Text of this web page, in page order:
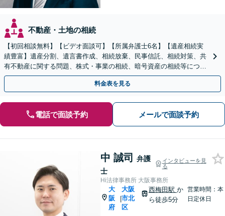
不動産・土地の相続
【初回相談無料】【ビデオ面談可】【所属弁護士6名】【遺産相続実
績豊富】遺産分割、遺言書作成、相続放棄、民事信託、相続対策、共
有不動産に関する問題、株式・事業の相続、暗号資産の相続等につき
豊富な対応実績。【バリアフリー】【完全個室】
料金表を見る
電話で面談予約 メールで面談予約
中 誠司
弁護
士
インタビューを見
る
Hi法律事務所 大阪事務所
大
阪
府
|
大阪
市北
区
西梅田駅 か
ら徒歩5分
営業時間：本
日定休日